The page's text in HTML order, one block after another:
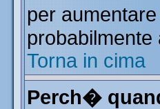
per
Torna in cima
Perch�